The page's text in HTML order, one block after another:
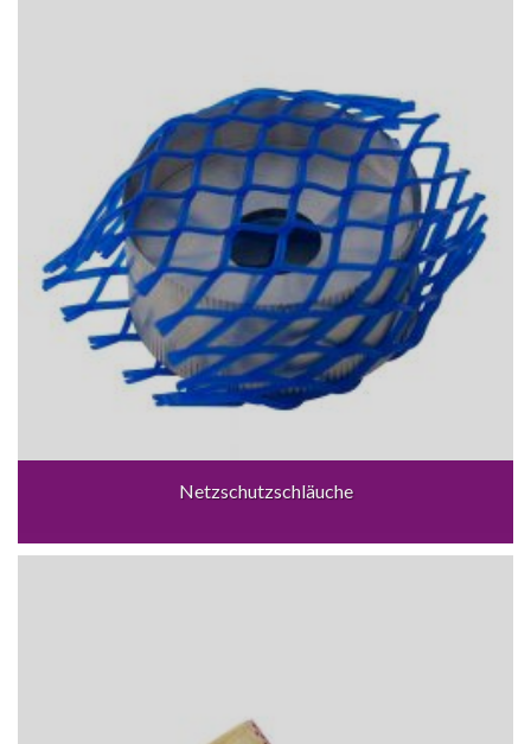
Netzschutzschläuche